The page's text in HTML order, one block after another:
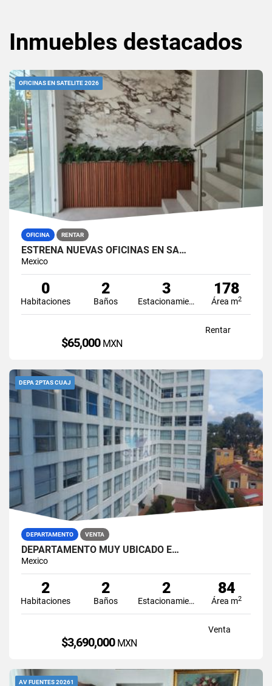
Inmuebles destacados
OFICINAS EN SATELITE 2026
OFICINA RENTAR
ESTRENA NUEVAS OFICINAS EN SA…
Mexico
0
Habitaciones
2
Baños
3
Estacionamiento
178
Área m2
Rentar
$65,000 MXN
DEPA 2PTAS CUAJ
DEPARTAMENTO VENTA
DEPARTAMENTO MUY UBICADO E…
Mexico
2
Habitaciones
2
Baños
2
Estacionamiento
84
Área m2
Venta
$3,690,000 MXN
AV FUENTES 20261